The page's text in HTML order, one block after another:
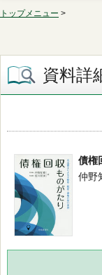
トップメニュー >
資料詳
債権
仲野